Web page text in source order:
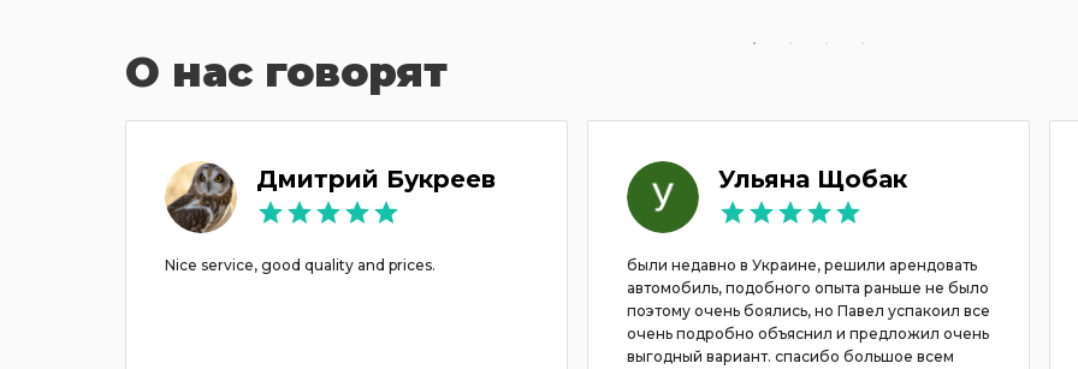
О нас говорят
Дмитрий Букреев
Nice service, good quality and prices.
Ульяна Щобак
были недавно в Украине, решили арендовать
автомобиль, подобного опыта раньше не было
поэтому очень боялись, но Павел успакоил все
очень подробно объяснил и предложил очень
выгодный вариант. спасибо большое всем